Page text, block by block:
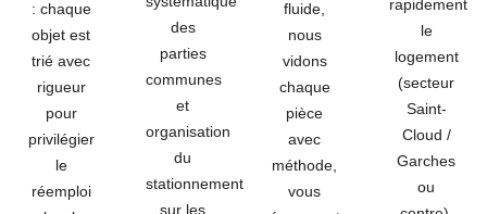
: chaque
objet est
trié avec
rigueur
pour
privilégier
le
réemploi
des
parties
communes
et
organisation
du
stationnement
sur les
fluide,
nous
vidons
chaque
pièce
avec
méthode,
vous
rapidement
le
logement
(secteur
Saint-
Cloud /
Garches
ou